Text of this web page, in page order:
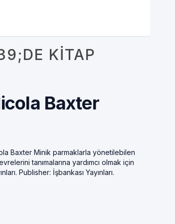
KITAP
Baxter
Baxter Minik parmaklarla yönetilebilen
tanımalarına yardımcı olmak için
Publisher: İşbankası Yayınları.